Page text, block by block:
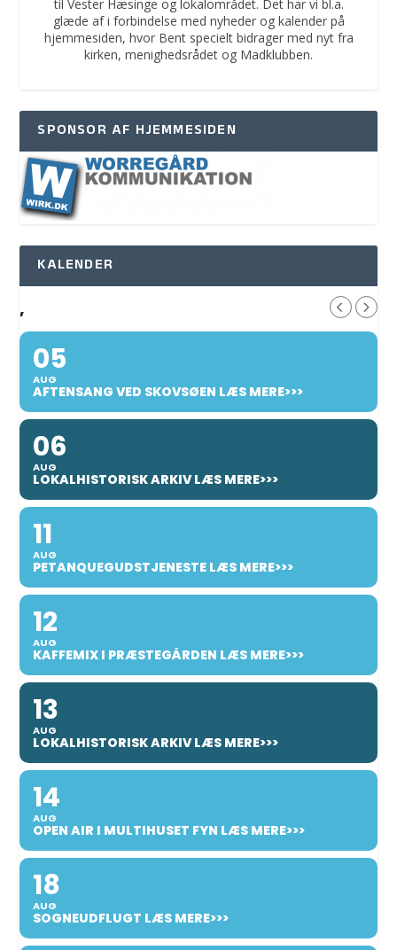
til Vester Hæsinge og lokalområdet. Det har vi bl.a.
glæde af i forbindelse med nyheder og kalender på
hjemmesiden, hvor Bent specielt bidrager med nyt fra
kirken, menighedsrådet og Madklubben.
SPONSOR AF HJEMMESIDEN
KALENDER
,
05
AUG
AFTENSANG VED SKOVSØEN LÆS MERE>>>
06
AUG
LOKALHISTORISK ARKIV LÆS MERE>>>
11
AUG
PETANQUEGUDSTJENESTE LÆS MERE>>>
12
AUG
KAFFEMIX I PRÆSTEGÅRDEN LÆS MERE>>>
13
AUG
LOKALHISTORISK ARKIV LÆS MERE>>>
14
AUG
OPEN AIR I MULTIHUSET FYN LÆS MERE>>>
18
AUG
SOGNEUDFLUGT LÆS MERE>>>